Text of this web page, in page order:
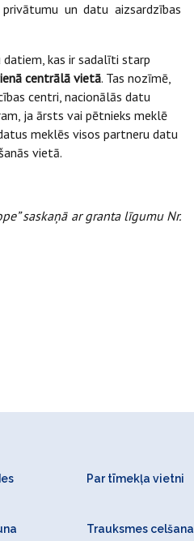
un datu aizsardzības
kas ir sadalīti starp
centrālā vietā. Tas nozīmē,
centri, nacionālās datu
ja ārsts vai pētnieks meklē
meklēs visos partneru datu
vietā.
saskaņā ar granta līgumu Nr.
Par tīmekļa vietni
Trauksmes celšana